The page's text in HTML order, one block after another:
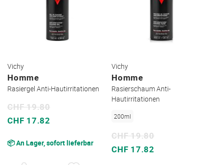
Vichy
Homme
Rasiergel Anti-Hautirritationen
Sonderpreis
CHF 17.82
CHF 19.80
📦 An Lager, sofort lieferbar
Vichy
Homme
Rasierschaum Anti-
Hautirritationen
200ml
Sonderpreis
CHF 17.82
CHF 19.80